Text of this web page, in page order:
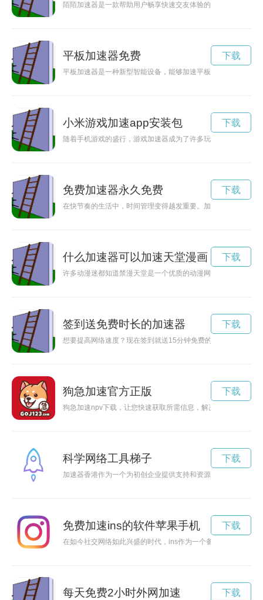
陌陌加速器是一款帮助用户畅享快速交友体验的工具，通过网
平板加速器免费
平板加速器是一种新型智能设备，能够加速平板电脑的运行速
下载
小米游戏加速app安装包
随着手机游戏的盛行，游戏加速器成为了许多玩家提升游戏体
下载
免费加速器永久免费
在快节奏的生活中，时间管理变得越发重要。加速器签到15分
下载
什么加速器可以加速天堂漫画
许多动漫迷都知道禁漫天堂是一个优质的动漫网站，但是由于
下载
签到送免费时长的加速器
想要提高网络速度？现在签到就送15分钟免费的加速器，让你
下载
狗急加速官方正版
狗急加速npv下载，让您快速获取所需信息，解决紧急需求。
下载
科学网络工具梯子
加速器香港作为一个为初创企业提供支持和资源的平台，正在
下载
免费加速ins的软件苹果手机
在如今社交网络如此兴盛的时代，ins作为一个备受热捧的社交
下载
每天免费2小时外网加速 下载